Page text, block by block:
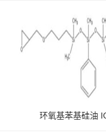
环氧基苯基硅油